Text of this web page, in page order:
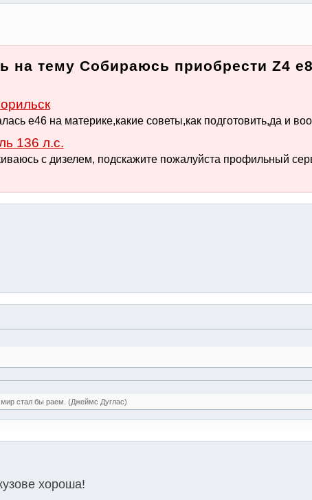
на тему Собираюсь приобрести Z4
е46 на материке,какие советы,как подготовить,да и
136 л.с.
с дизелем, подскажите пожалуйста профильный
стал бы раем. (Джеймс Дуглас)
хороша!